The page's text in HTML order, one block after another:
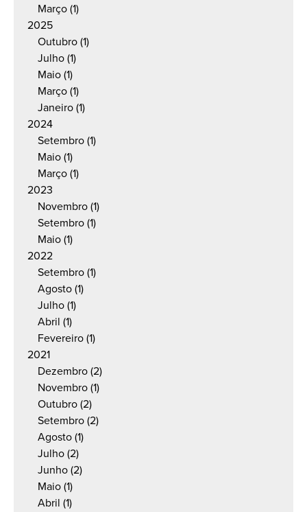
Março (1)
2025
Outubro (1)
Julho (1)
Maio (1)
Março (1)
Janeiro (1)
2024
Setembro (1)
Maio (1)
Março (1)
2023
Novembro (1)
Setembro (1)
Maio (1)
2022
Setembro (1)
Agosto (1)
Julho (1)
Abril (1)
Fevereiro (1)
2021
Dezembro (2)
Novembro (1)
Outubro (2)
Setembro (2)
Agosto (1)
Julho (2)
Junho (2)
Maio (1)
Abril (1)